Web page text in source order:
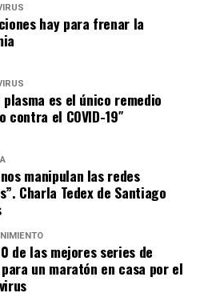
hay para frenar la
plasma es el único remedio
contra el COVID-19″
manipulan las redes
Charla Tedex de Santiago
de las mejores series de
un maratón en casa por el